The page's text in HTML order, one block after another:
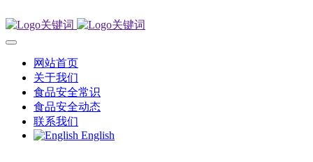
网站首页
关于我们
食品安全常识
食品安全动态
联系我们
English